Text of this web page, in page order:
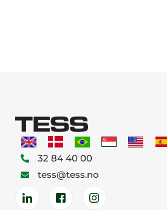
32 84 40 00
tess@tess.no